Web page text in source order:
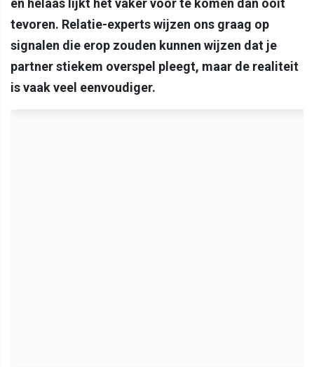
tevoren. Relatie-experts wijzen ons graag op
signalen die erop zouden kunnen wijzen dat je
partner stiekem overspel pleegt, maar de realiteit
is vaak veel eenvoudiger.